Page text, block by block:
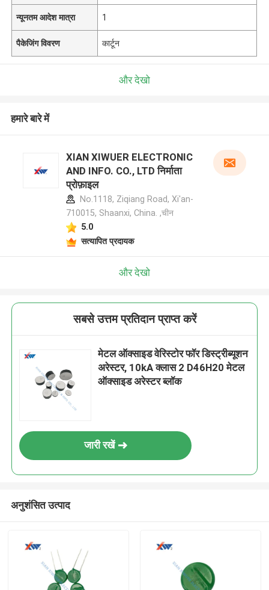
न्यूनतम आदेश मात्रा 1
पैकेजिंग विवरण कार्टून
और देखो
हमारे बारे में
XIAN XIWUER ELECTRONIC
AND INFO. CO., LTD निर्माता
प्रोफ़ाइल
No.1118, Ziqiang Road, Xi'an-
710015, Shaanxi, China. ,चीन
5.0
सत्यापित प्रदायक
और देखो
सबसे उत्तम प्रतिदान प्राप्त करें
मेटल ऑक्साइड वेरिस्टोर फॉर डिस्ट्रीब्यूशन
अरेस्टर, 10kA क्लास 2 D46H20 मेटल
ऑक्साइड अरेस्टर ब्लॉक
जारी रखें
अनुशंसित उत्पाद